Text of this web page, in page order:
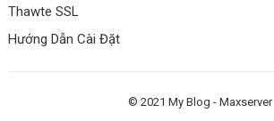
Thawte SSL
Hướng Dẫn Cài Đặt
© 2021My Blog -Maxserver